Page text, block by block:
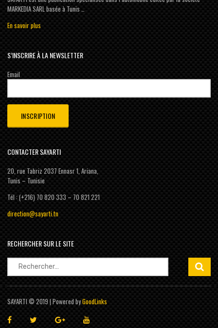
MARKEDIA SARL basée à Tunis …
En savoir plus
S’INSCRIRE À LA NEWSLETTER
Email
CONTACTER SAYARTI
20, rue Tabriz 2037 Ennasr 1, Ariana,
Tunis – Tunisie
Tél : (+216) 70 820 333 – 70 821 221
direction@sayarti.tn
RECHERCHER SUR LE SITE
Rechercher :
SAYARTI © 2019 | Powered byGoodLinks